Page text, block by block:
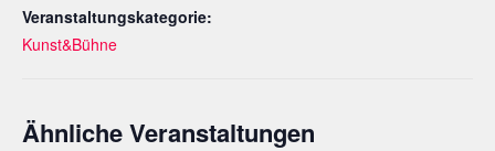
Veranstaltungskategorie:
Kunst&Bühne
Ähnliche Veranstaltungen